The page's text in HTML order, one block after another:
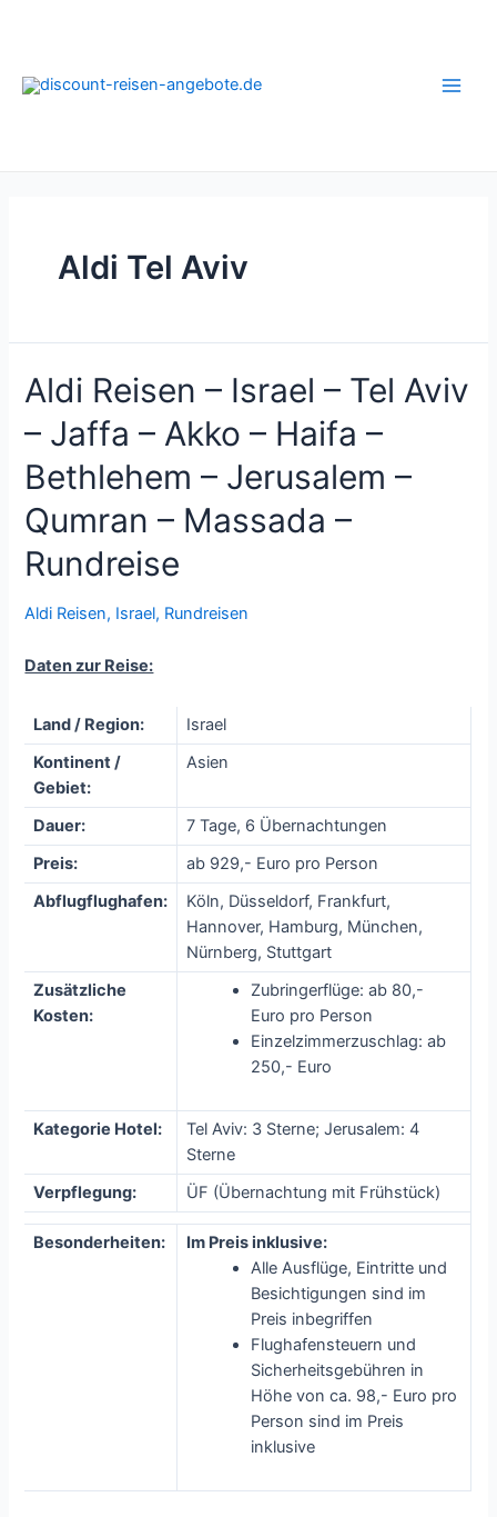
Aldi Tel Aviv
Aldi Reisen – Israel – Tel Aviv
– Jaffa – Akko – Haifa –
Bethlehem – Jerusalem –
Qumran – Massada –
Rundreise
Aldi Reisen, Israel, Rundreisen
Daten zur Reise:
Land / Region:
Israel
Kontinent /
Gebiet:
Asien
Dauer:
7 Tage, 6 Übernachtungen
Preis:
ab 929,- Euro pro Person
Abflugflughafen:
Köln, Düsseldorf, Frankfurt,
Hannover, Hamburg, München,
Nürnberg, Stuttgart
Zusätzliche
Kosten:
Zubringerflüge: ab 80,-
Euro pro Person
Einzelzimmerzuschlag: ab
250,- Euro
Kategorie Hotel:
Tel Aviv: 3 Sterne; Jerusalem: 4
Sterne
Verpflegung:
ÜF (Übernachtung mit Frühstück)
Besonderheiten:
Im Preis inklusive:
Alle Ausflüge, Eintritte und
Besichtigungen sind im
Preis inbegriffen
Flughafensteuern und
Sicherheitsgebühren in
Höhe von ca. 98,- Euro pro
Person sind im Preis
inklusive